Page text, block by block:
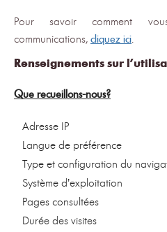
Pour savoir comment
communications, cliquez ici
Renseignements sur
Que recueillons-nous?
Adresse IP
Langue de préférence
Type et configuration du
Système d’exploitation
Pages consultées
Durée des visites